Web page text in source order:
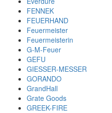
FENNEK
FEUERHAND
Feuermeister
Feuermeisterin
G-M-Feuer
GEFU
GIESSER-MESSER
GORANDO
GrandHall
Grate Goods
GREEK-FIRE